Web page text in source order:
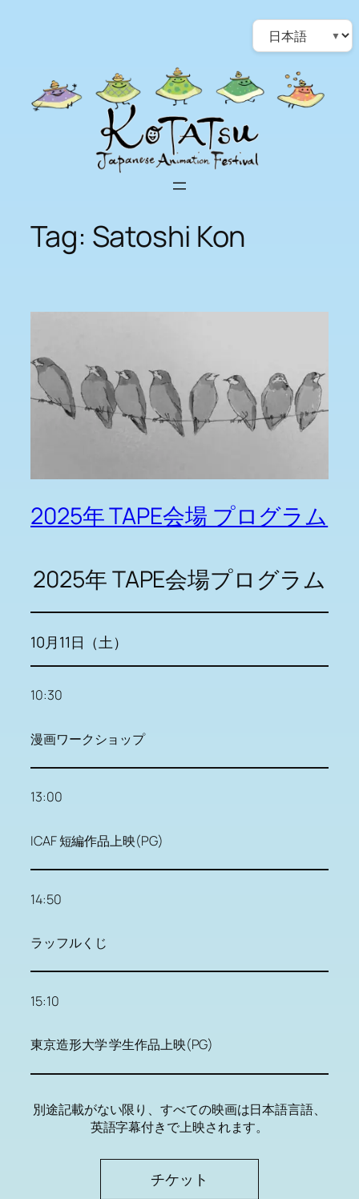
Choose
a
language
Tag: Satoshi Kon
2025年 TAPE会場 プログラム
2025年 TAPE会場プログラム
10月11日（土）
10:30
漫画ワークショップ
13:00
ICAF 短編作品上映(PG)
14:50
ラッフルくじ
15:10
東京造形大学 学生作品上映(PG)
別途記載がない限り、すべての映画は日本語言語、
英語字幕付きで上映されます。
チケット